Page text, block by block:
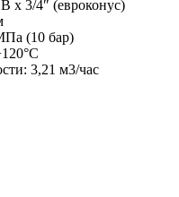
х 3/4″ (евроконус)
(10 бар)
3,21 м3/час